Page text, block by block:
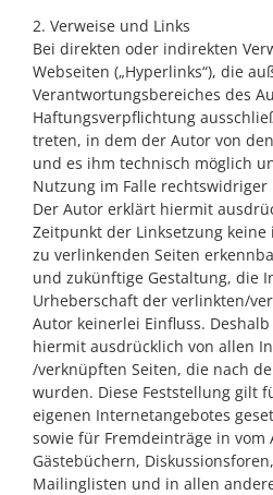
2. Verweise und Links
Bei direkten oder indirekten
Webseiten („Hyperlinks“), die
Verantwortungsbereiches des
Haftungsverpflichtung
treten, in dem der Autor von
und es ihm technisch möglich
Nutzung im Falle
Der Autor erklärt hiermit
Zeitpunkt der Linksetzung
zu verlinkenden Seiten
und zukünftige Gestaltung, die
Urheberschaft der verlinkten/
Autor keinerlei Einfluss.
hiermit ausdrücklich von allen
/verknüpften Seiten, die nach
wurden. Diese Feststellung gilt
eigenen Internetangebotes
sowie für Fremdeinträge in vom
Gästebüchern,
Mailinglisten und in allen